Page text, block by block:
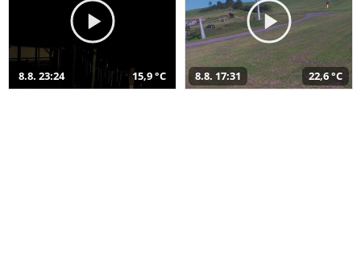
8.8. 23:24 15,9 °C 8.8. 17:31 22,6 °C